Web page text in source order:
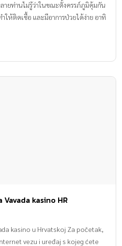
ยท่านไม่รู้ว่าในขณะตั้งครรภ์ภูมิคุ้มกัน
ให้ติดเชื้อ และมีอาการป่วยได้ง่าย อาทิ
kasino HR
kasino u Hrvatskoj Za početak,
vezu i uređaj s kojeg ćete